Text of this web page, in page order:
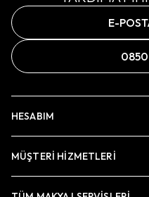
E-
0850
HESABIM
MÜŞTERİ HİZMETLERİ